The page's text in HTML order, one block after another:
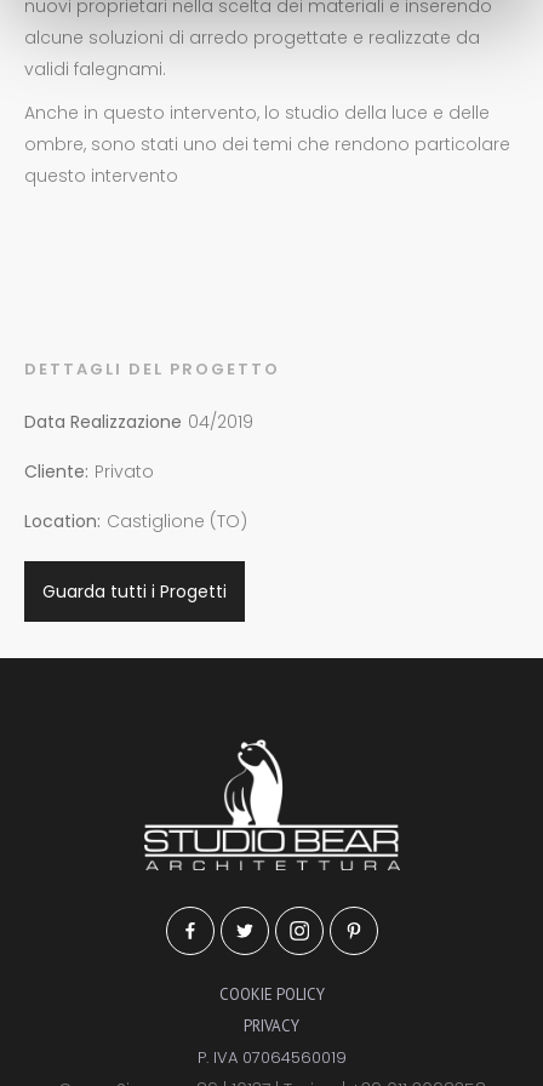
nuovi proprietari nella scelta dei materiali e inserendo
alcune soluzioni di arredo progettate e realizzate da
validi falegnami.
Anche in questo intervento, lo studio della luce e delle
ombre, sono stati uno dei temi che rendono particolare
questo intervento
DETTAGLI DEL PROGETTO
Data Realizzazione 04/2019
Cliente: Privato
Location: Castiglione (TO)
Guarda tutti i Progetti
COOKIE POLICY
PRIVACY
P. IVA 07064560019